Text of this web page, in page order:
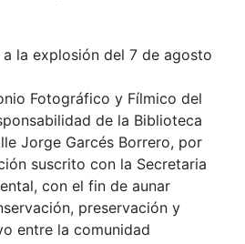
la explosión del 7 de agosto
Fotográfico y Fílmico del
de la Biblioteca
Jorge Garcés Borrero, por
suscrito con la Secretaria
con el fin de aunar
preservación y
entre la comunidad